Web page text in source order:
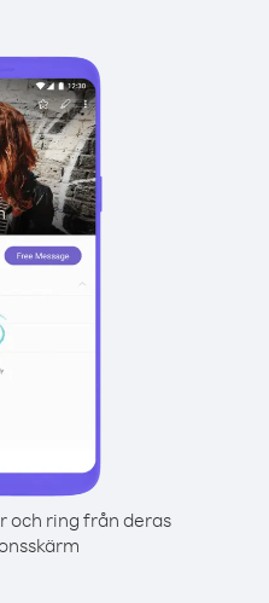
och ring från deras